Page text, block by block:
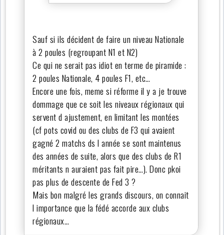
Sauf si ils décident de faire un niveau Nationale
à 2 poules (regroupant N1 et N2)
Ce qui ne serait pas idiot en terme de piramide :
2 poules Nationale, 4 poules F1, etc…
Encore une fois, meme si réforme il y a je trouve
dommage que ce soit les niveaux régionaux qui
servent d ajustement, en limitant les montées
(cf pots covid ou des clubs de F3 qui avaient
gagné 2 matchs ds l année se sont maintenus
des années de suite, alors que des clubs de R1
méritants n auraient pas fait pire…). Donc pkoi
pas plus de descente de Fed 3 ?
Mais bon malgré les grands discours, on connait
l importance que la fédé accorde aux clubs
régionaux…